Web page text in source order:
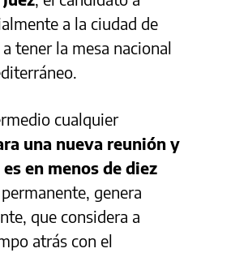
a la ciudad de
tener la mesa nacional
cualquier
una nueva reunión y
en menos de diez
genera
que considera a
atrás con el